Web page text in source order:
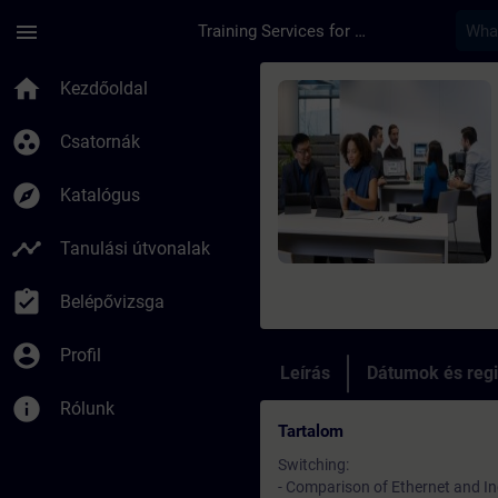
menu Training Services for Digital Industries
home Kezdőoldal
group_work Csatornák
explore Katalógus
timeline Tanulási útvonalak
assignment_turned_in Belépővizsga
account_circle Profil
info Rólunk
Tanfolyam -
Leírás Dátumok és
Tartalom
Switching:
- Comparison of Ethernet and